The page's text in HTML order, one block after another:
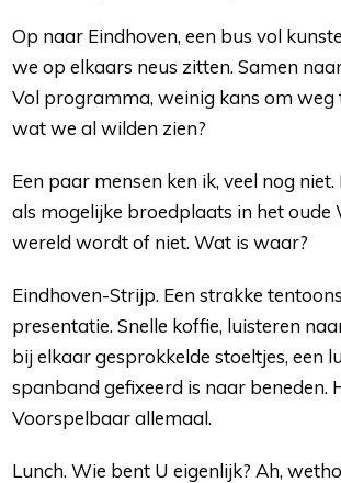
Op naar Eindhoven, een bus vol
we op elkaars neus zitten. Samen
Vol programma, weinig kans om weg
wat we al wilden zien?
Een paar mensen ken ik, veel nog
als mogelijke broedplaats in het
wereld wordt of niet. Wat is waar?
Eindhoven-Strijp. Een strakke
presentatie. Snelle koffie, luisteren
bij elkaar gesprokkelde stoeltjes, een
spanband gefixeerd is naar beneden.
Voorspelbaar allemaal.
Lunch. Wie bent U eigenlijk? Ah,